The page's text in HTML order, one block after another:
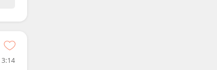
3:14